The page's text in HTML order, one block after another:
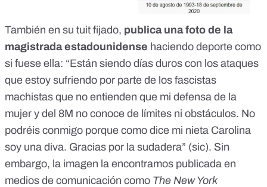
También en su tuit fijado, publica una foto de la
magistrada estadounidense haciendo deporte como
si fuese ella: “Están siendo días duros con los ataques
que estoy sufriendo por parte de los fascistas
machistas que no entienden que mi defensa de la
mujer y del 8M no conoce de límites ni obstáculos. No
podréis conmigo porque como dice mi nieta Carolina
soy una diva. Gracias por la sudadera” (sic). Sin
embargo, la imagen la encontramos publicada en
medios de comunicación como The New York